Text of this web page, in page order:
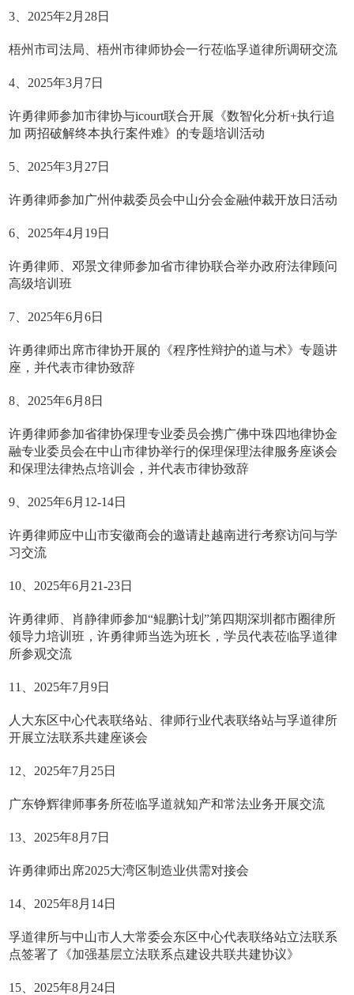
3、2025年2月28日
梧州市司法局、梧州市律师协会一行莅临孚道律所调研交流
4、2025年3月7日
许勇律师参加市律协与icourt联合开展《数智化分析+执行追
加 两招破解终本执行案件难》的专题培训活动
5、2025年3月27日
许勇律师参加广州仲裁委员会中山分会金融仲裁开放日活动
6、2025年4月19日
许勇律师、邓景文律师参加省市律协联合举办政府法律顾问
高级培训班
7、2025年6月6日
许勇律师出席市律协开展的《程序性辩护的道与术》专题讲
座，并代表市律协致辞
8、2025年6月8日
许勇律师参加省律协保理专业委员会携广佛中珠四地律协金
融专业委员会在中山市律协举行的保理保理法律服务座谈会
和保理法律热点培训会，并代表市律协致辞
9、2025年6月12-14日
许勇律师应中山市安徽商会的邀请赴越南进行考察访问与学
习交流
10、2025年6月21-23日
许勇律师、肖静律师参加“鲲鹏计划”第四期深圳都市圈律所
领导力培训班，许勇律师当选为班长，学员代表莅临孚道律
所参观交流
11、2025年7月9日
人大东区中心代表联络站、律师行业代表联络站与孚道律所
开展立法联系共建座谈会
12、2025年7月25日
广东铮辉律师事务所莅临孚道就知产和常法业务开展交流
13、2025年8月7日
许勇律师出席2025大湾区制造业供需对接会
14、2025年8月14日
孚道律所与中山市人大常委会东区中心代表联络站立法联系
点签署了《加强基层立法联系点建设共联共建协议》
15、2025年8月24日